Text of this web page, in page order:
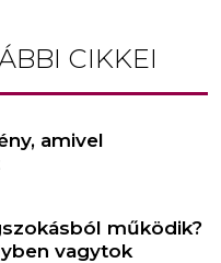
CIKKEI
amivel
működik?
vagytok